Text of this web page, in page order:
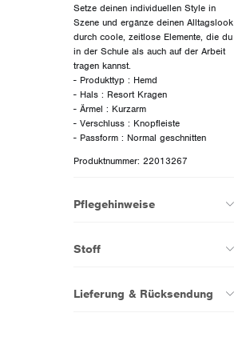
Setze deinen individuellen Style in
Szene und ergänze deinen Alltagslook
durch coole, zeitlose Elemente, die du
in der Schule als auch auf der Arbeit
tragen kannst.
- Produkttyp : Hemd
- Hals : Resort Kragen
- Ärmel : Kurzarm
- Verschluss : Knopfleiste
- Passform : Normal geschnitten
Produktnummer: 22013267
Pflegehinweise
Stoff
Lieferung & Rücksendung